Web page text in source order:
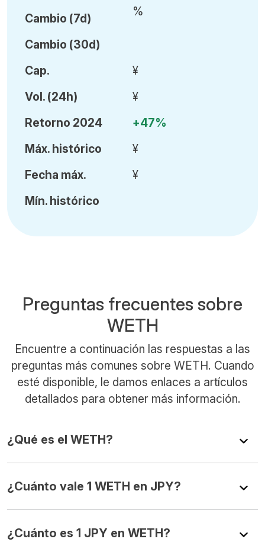
Cambio (7d)
Cambio (30d)
%
Cap.
Vol. (24h)
Retorno 2024
Máx. histórico
Fecha máx.
Mín. histórico
¥
¥
+47%
¥
¥
Preguntas frecuentes sobre
WETH
Encuentre a continuación las respuestas a las
preguntas más comunes sobre WETH. Cuando
esté disponible, le damos enlaces a artículos
detallados para obtener más información.
¿Qué es el WETH?
¿Cuánto vale 1 WETH en JPY?
¿Cuánto es 1 JPY en WETH?